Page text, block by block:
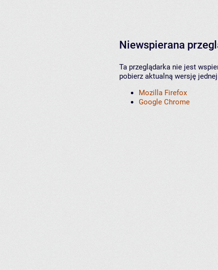
Niewspierana
Ta przeglądarka nie jest
pobierz aktualną wersję
Mozilla Firefox
Google Chrome